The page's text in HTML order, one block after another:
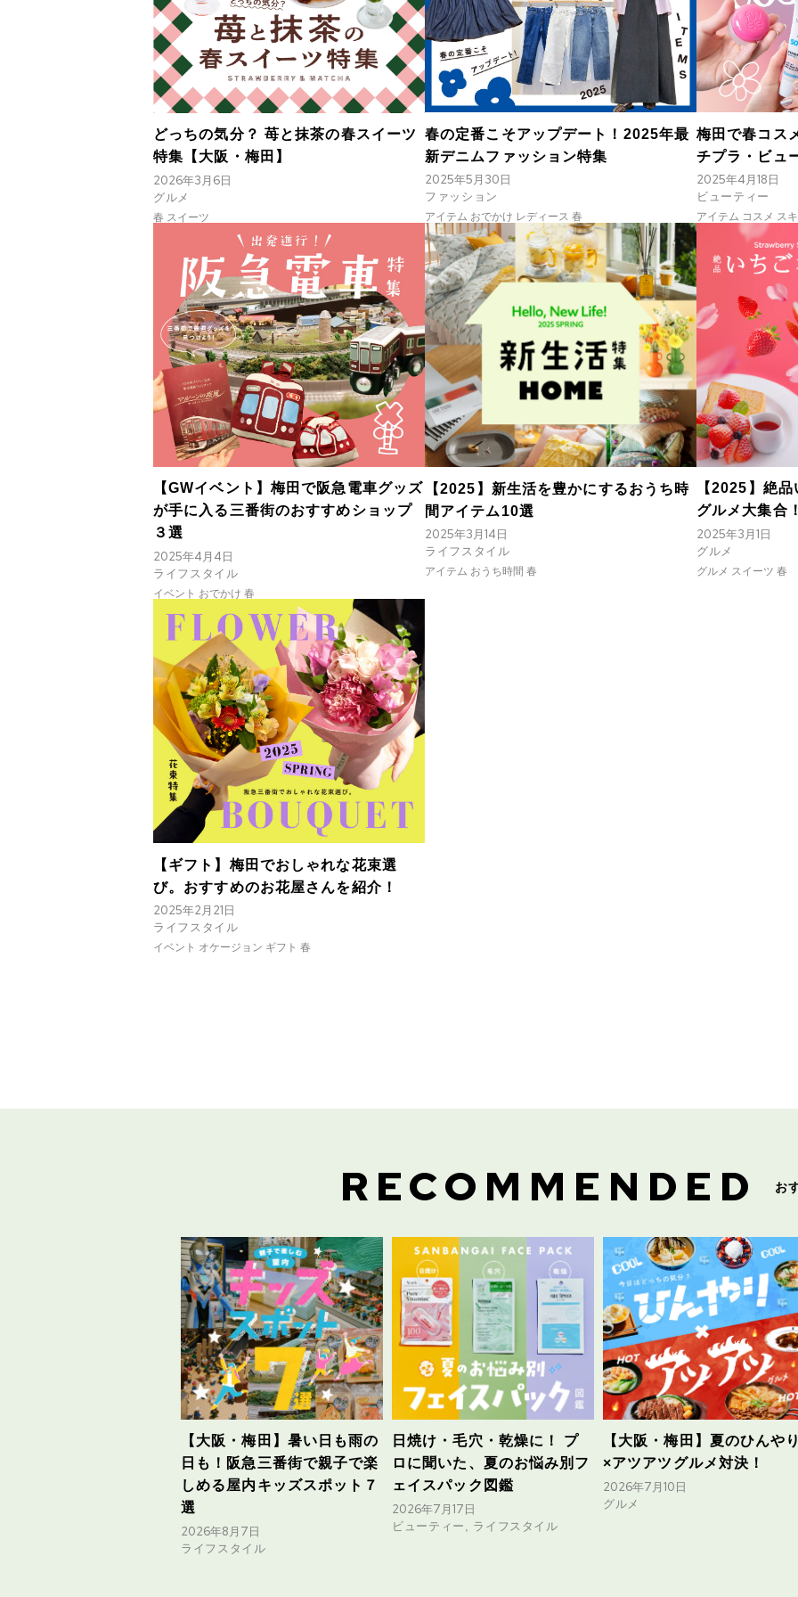
どっちの気分？ 苺と抹茶の春スイーツ
特集【大阪・梅田】
2026年3月6日
グルメ
春 スイーツ
春の定番こそアップデート！2025年最
新デニムファッション特集
2025年5月30日
ファッション
アイテム おでかけ レディース 春
梅田で春コス
チプラ・ビュ
2025年4月18日
ビューティー
アイテム コスメ ス
【GWイベント】梅田で阪急電車グッズ
が手に入る三番街のおすすめショップ
３選
2025年4月4日
ライフスタイル
イベント おでかけ 春
【2025】新生活を豊かにするおうち時
間アイテム10選
2025年3月14日
ライフスタイル
アイテム おうち時間 春
【2025】絶
グルメ大集合
2025年3月1日
グルメ
グルメ スイーツ 春
【ギフト】梅田でおしゃれな花束選
び。おすすめのお花屋さんを紹介！
2025年2月21日
ライフスタイル
イベント オケージョン ギフト 春
RECOMMENDED お
【大阪・梅田】暑い日も雨の
日も！阪急三番街で親子で楽
しめる屋内キッズスポット７
選
2026年8月7日
ライフスタイル
日焼け・毛穴・乾燥に！ プ
ロに聞いた、夏のお悩み別フ
ェイスパック図鑑
2026年7月17日
ビューティー, ライフスタイル
【大阪・梅田】夏のひんやり
×アツアツグルメ対決！
2026年7月10日
グルメ